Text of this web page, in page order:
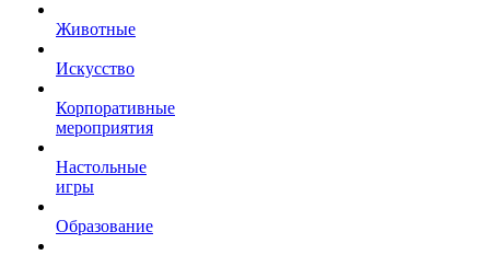
Животные
Искусство
Корпоративные
мероприятия
Настольные
игры
Образование